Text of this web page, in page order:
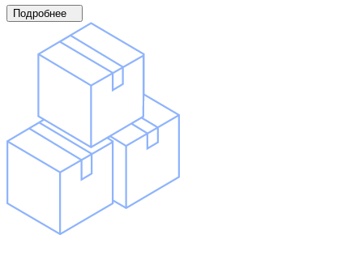
Подробнее